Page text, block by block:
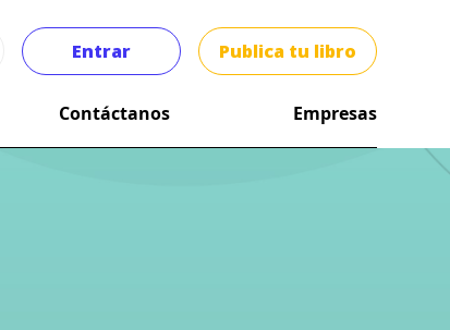
Entrar Publica tu libro
Contáctanos Empresas